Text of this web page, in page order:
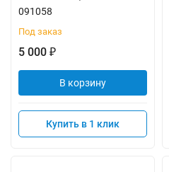
091058
Под заказ
5 000 ₽
В корзину
Купить в 1 клик